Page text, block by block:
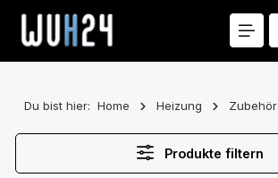
Zum Hauptinhalt springen
Du bist hier: Home Heizung Zubehör
Produkte filtern